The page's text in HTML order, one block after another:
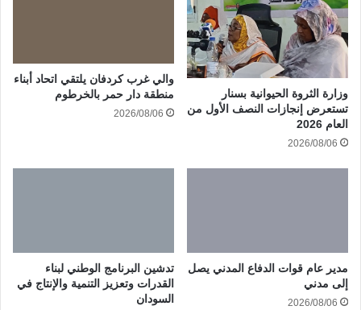
وزارة الثروة الحيوانية بسنار
تستعرض إنجازات النصف الأول من
العام 2026
2026/08/06
والي غرب كردفان يلتقي اتحاد أبناء
منطقة دار حمر بالخرطوم
2026/08/06
مدير عام قوات الدفاع المدني يصل
إلى مدني
2026/08/06
تدشين البرنامج الوطني لبناء
القدرات وتعزيز التنمية والإنتاج في
السودان